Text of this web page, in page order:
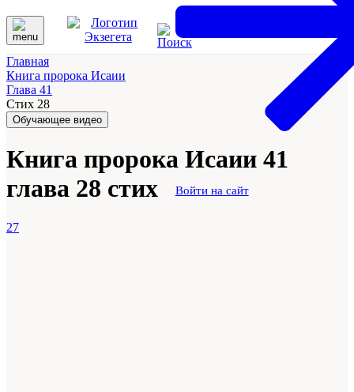
Войти на сайт
Главная
Книга пророка Исаии
Глава 41
Стих 28
Обучающее видео
Книга пророка Исаии 41
глава 28 стих
27